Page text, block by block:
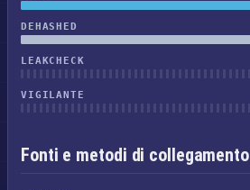
DEHASHED
LEAKCHECK
VIGILANTE
Fonti e metodi di collegamento